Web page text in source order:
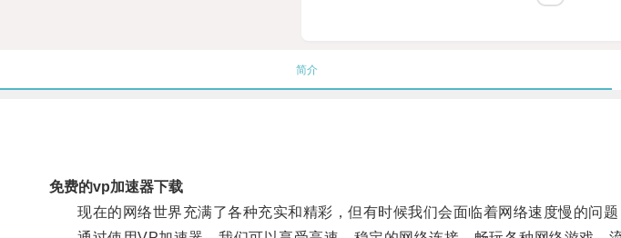
简介
免费的vp加速器下载
现在的网络世界充满了各种充实和精彩，但有时候我们会面临着网络速度慢的问题